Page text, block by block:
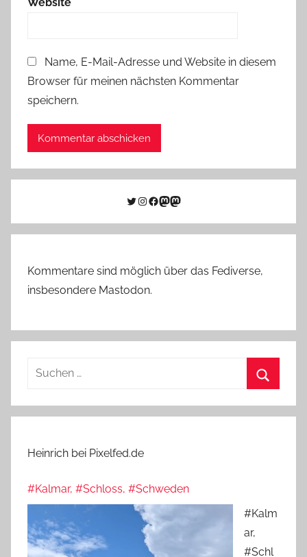
Name, E-Mail-Adresse und Website in diesem
Browser für meinen nächsten Kommentar
speichern.
Twitter
Instagram
Facebook
Link zu Mastodon
Mastodon
Kommentare sind möglich über das Fediverse,
insbesondere Mastodon.
Suchen
Heinrich bei Pixelfed.de
#Kalmar, #Schloss, #Schweden
#Kalm
ar,
#Schl